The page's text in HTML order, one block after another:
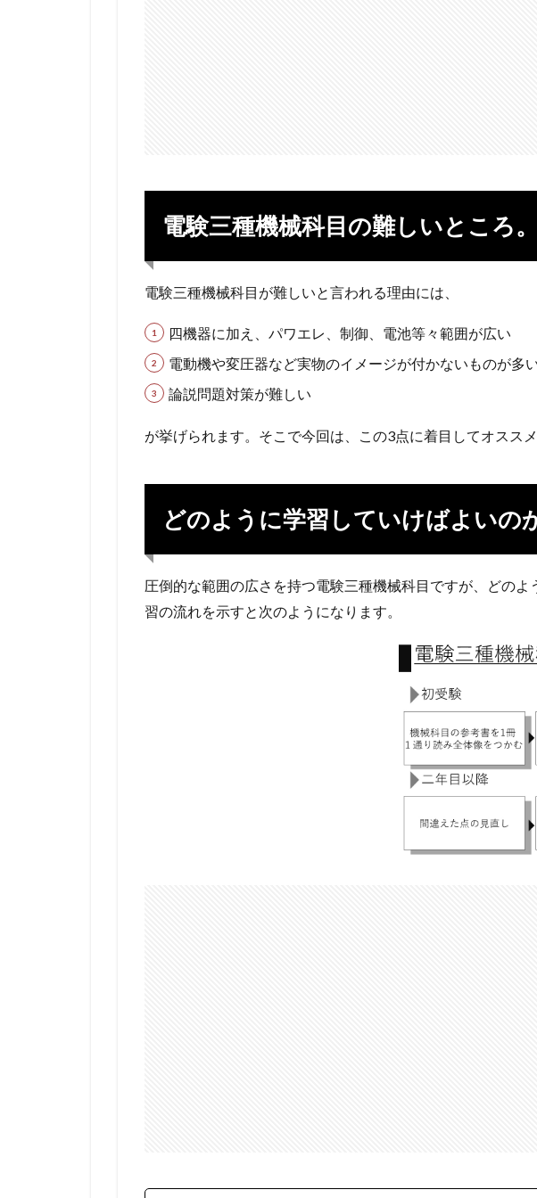
電験三種機械科目の難しいところ。
電験三種機械科目が難しいと言われる理由には、
四機器に加え、パワエレ、制御、電池等々範囲が広い
電動機や変圧器など実物のイメージが付かないものが多
論説問題対策が難しい
が挙げられます。そこで今回は、この3点に着目してオスス
どのように学習していけばよいの
圧倒的な範囲の広さを持つ電験三種機械科目ですが、どの
習の流れを示すと次のようになります。